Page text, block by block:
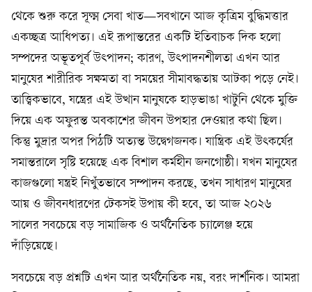
থেকে শুরু করে সূক্ষ্ম সেবা খাত—সবখানে আজ কৃত্রিম বুদ্ধিমত্তার
একচ্ছত্র আধিপত্য। এই রূপান্তরের একটি ইতিবাচক দিক হলো
সম্পদের অভূতপূর্ব উৎপাদন; কারণ, উৎপাদনশীলতা এখন আর
মানুষের শারীরিক সক্ষমতা বা সময়ের সীমাবদ্ধতায় আটকা পড়ে নেই।
তাত্ত্বিকভাবে, যন্ত্রের এই উত্থান মানুষকে হাড়ভাঙা খাটুনি থেকে মুক্তি
দিয়ে এক অফুরন্ত অবকাশের জীবন উপহার দেওয়ার কথা ছিল।
কিন্তু মুদ্রার অপর পিঠটি অত্যন্ত উদ্বেগজনক। যান্ত্রিক এই উৎকর্ষের
সমান্তরালে সৃষ্টি হয়েছে এক বিশাল কর্মহীন জনগোষ্ঠী। যখন মানুষের
কাজগুলো যন্ত্রই নিখুঁতভাবে সম্পাদন করছে, তখন সাধারণ মানুষের
আয় ও জীবনধারণের টেকসই উপায় কী হবে, তা আজ ২০২৬
সালের সবচেয়ে বড় সামাজিক ও অর্থনৈতিক চ্যালেঞ্জ হয়ে
দাঁড়িয়েছে।
সবচেয়ে বড় প্রশ্নটি এখন আর অর্থনৈতিক নয়, বরং দার্শনিক। আমরা